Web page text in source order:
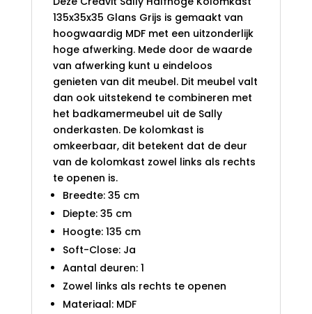
135x35x35 Glans Grijs is gemaakt van
hoogwaardig MDF met een uitzonderlijk
hoge afwerking. Mede door de waarde
van afwerking kunt u eindeloos
genieten van dit meubel. Dit meubel valt
dan ook uitstekend te combineren met
het badkamermeubel uit de Sally
onderkasten. De kolomkast is
omkeerbaar, dit betekent dat de deur
van de kolomkast zowel links als rechts
te openen is.
Breedte: 35 cm
Diepte: 35 cm
Hoogte: 135 cm
Soft-Close: Ja
Aantal deuren: 1
Zowel links als rechts te openen
Materiaal: MDF